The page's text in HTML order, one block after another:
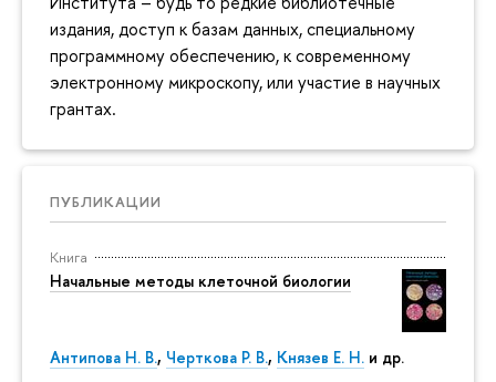
издания, доступ к базам данных, специальному
программному обеспечению, к современному
электронному микроскопу, или участие в научных
грантах.
ПУБЛИКАЦИИ
Книга
Начальные методы клеточной биологии
Антипова Н. В., Черткова Р. В., Князев Е. Н. и др.